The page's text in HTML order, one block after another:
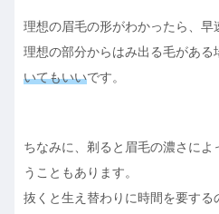
理想の眉毛の形がわかったら、早
理想の部分からはみ出る毛がある
いてもいいです。
ちなみに、剃ると眉毛の濃さによ
うこともあります。
抜くと生え替わりに時間を要す